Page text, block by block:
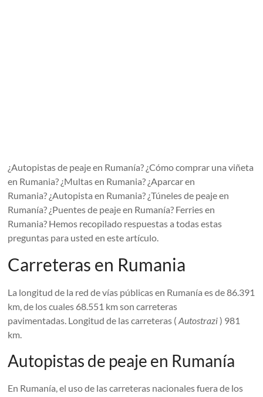
¿Autopistas de peaje en Rumanía? ¿Cómo comprar una viñeta
en Rumania? ¿Multas en Rumania? ¿Aparcar en
Rumania? ¿Autopista en Rumania? ¿Túneles de peaje en
Rumanía? ¿Puentes de peaje en Rumanía? Ferries en
Rumania? Hemos recopilado respuestas a todas estas
preguntas para usted en este artículo.
Carreteras en Rumania
La longitud de la red de vías públicas en Rumanía es de 86.391
km, de los cuales 68.551 km son carreteras
pavimentadas. Longitud de las carreteras (Autostrazi) 981
km.
Autopistas de peaje en Rumanía
En Rumanía, el uso de las carreteras nacionales fuera de los